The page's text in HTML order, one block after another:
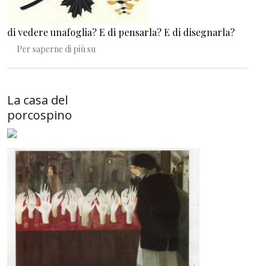
di vedere unafoglia? E di pensarla? E di disegnarla?
Per saperne di più su
La casa del
porcospino